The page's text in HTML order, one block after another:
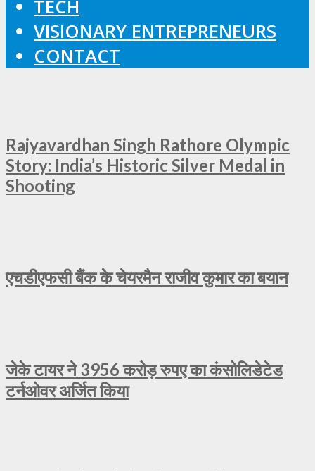
TECH
VISIONARY ENTREPRENEURS
CONTACT
Rajyavardhan Singh Rathore Olympic
Story: India’s Historic Silver Medal in
Shooting
एचडीएफसी बैंक के चेयरमैन राजीव कुमार का बयान
जेके टायर ने 3956 करोड़ रुपए का कंसोलिडेटेड
टर्नओवर अर्जित किया